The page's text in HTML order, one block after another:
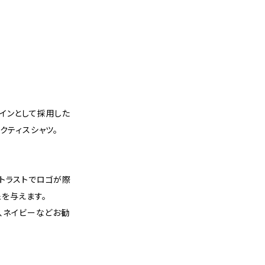
ンとして採用した
ィスシャツ。
ラストでロゴが際
与えます。
ネイビーなどお勧